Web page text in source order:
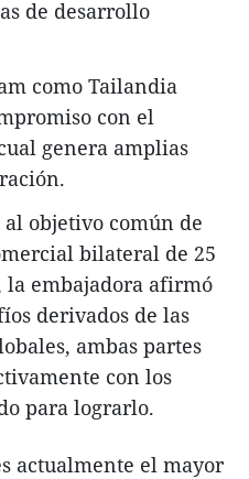
de desarrollo
como Tailandia
con el
genera amplias
objetivo común de
bilateral de 25
embajadora afirmó
derivados de las
ambas partes
con los
para lograrlo.
actualmente el mayor